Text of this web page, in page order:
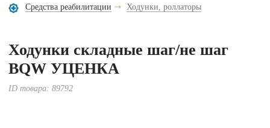
Средства реабилитации Ходунки, роллаторы
Ходунки складные шаг/не шаг
BQW УЦЕНКА
ID товара:89792